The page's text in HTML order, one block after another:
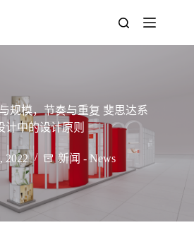
规模，节奏与重复 斐思达系
计中的设计原则
2022 新闻 - News